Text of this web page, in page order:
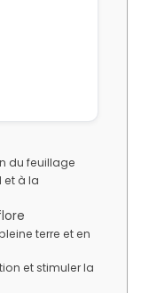
du feuillage
et à la
terre et en
et stimuler la